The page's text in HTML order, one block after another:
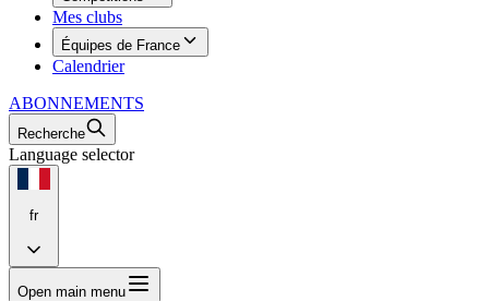
Mes clubs
Équipes de France
Calendrier
ABONNEMENTS
Recherche
Language selector
fr
Open main menu